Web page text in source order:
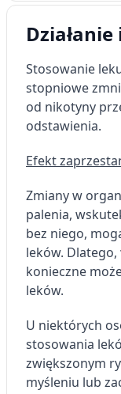
Działanie
Stosowanie
stopniowe
od nikotyny
odstawienia.
Efekt
Zmiany w
palenia,
bez niego,
leków.
konieczne
leków.
U niektórych
stosowania
zwiększonym
myśleniu lub